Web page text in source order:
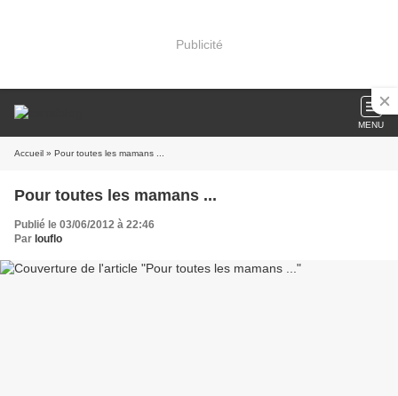
Publicité
MENU
Accueil » Pour toutes les mamans ...
Pour toutes les mamans ...
Publié le 03/06/2012 à 22:46
Par louflo